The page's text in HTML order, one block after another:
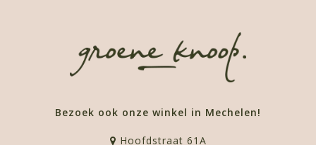
Bezoek ook onze winkel in Mechelen!
Hoofdstraat 61A